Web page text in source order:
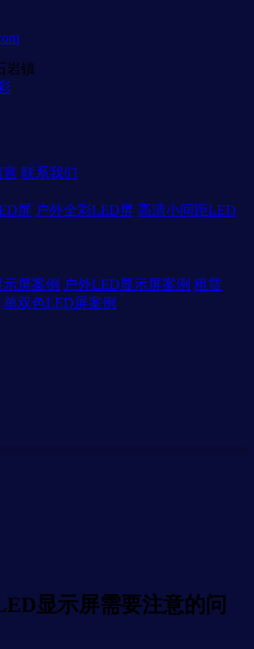
岩镇
言 联系我们
屏 户外全彩LED屏 高清小间距LED
屏案例 户外LED显示屏案例 租赁
单双色LED屏案例
显示屏需要注意的问